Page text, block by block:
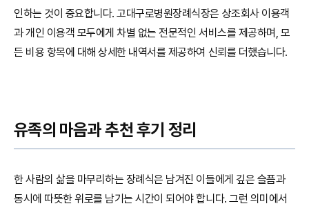
인하는 것이 중요합니다. 고대구로병원장례식장은 상조회사 이용객
과 개인 이용객 모두에게 차별 없는 전문적인 서비스를 제공하며, 모
든 비용 항목에 대해 상세한 내역서를 제공하여 신뢰를 더했습니다.
유족의 마음과 추천 후기 정리
한 사람의 삶을 마무리하는 장례식은 남겨진 이들에게 깊은 슬픔과
동시에 따뜻한 위로를 남기는 시간이 되어야 합니다. 그런 의미에서